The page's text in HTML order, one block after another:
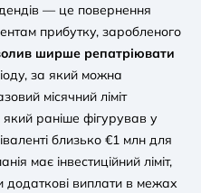
— це повернення
прибутку, заробленого
ширше репатріювати
за який можна
місячний ліміт
який раніше фігурував у
близько €1 млн для
має інвестиційний ліміт,
додаткові виплати в межах